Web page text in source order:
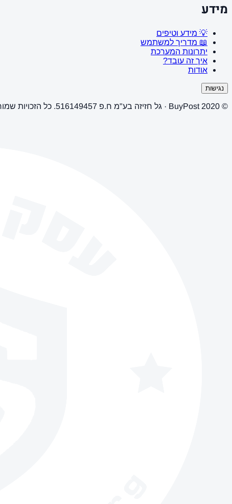
מידע
💡 מידע וטיפים
📖 מדריך למשתמש
יתרונות המערכת
איך זה עובד?
אודות
נגישות
© 2020 BuyPost · גל חזיזה בע"מ ח.פ 516149457. כל הזכויות שמורות.